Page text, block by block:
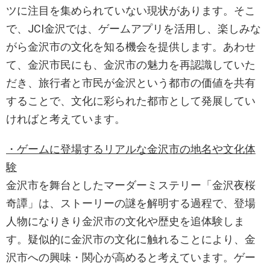
ツに注目を集められていない現状があります。そこ
で、JCI金沢では、ゲームアプリを活用し、楽しみな
がら金沢市の文化を知る機会を提供します。あわせ
て、金沢市民にも、金沢市の魅力を再認識していた
だき、旅⾏者と市民が金沢という都市の価値を共有
することで、文化に彩られた都市として発展してい
ければと考えています。
・ゲームに登場するリアルな金沢市の地名や文化体
験
金沢市を舞台としたマーダーミステリー「金沢夜桜
奇譚」は、ストーリーの謎を解明する過程で、登場
人物になりきり金沢市の文化や歴史を追体験しま
す。疑似的に金沢市の文化に触れることにより、金
沢市への興味・関心が高めると考えています。ゲー